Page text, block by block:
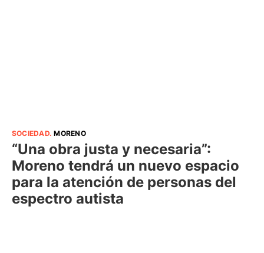
SOCIEDAD.MORENO
“Una obra justa y necesaria”:
Moreno tendrá un nuevo espacio
para la atención de personas del
espectro autista